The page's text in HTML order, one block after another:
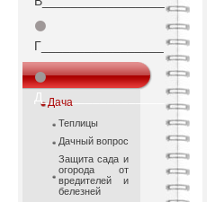
⚫
Г_________________
⚫
Д_________________
Дача
Теплицы
Дачный вопрос
Защита сада и
огорода от
вредителей и
белезней